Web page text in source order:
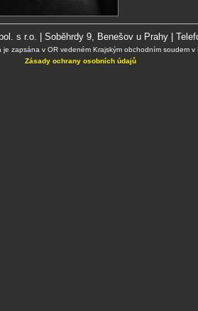
s r.o. | Soběhrdy 9, Benešov u Prahy |
zapsána v OR vedeném Krajským obchodním soudem v
Zásady ochrany osobních údajů